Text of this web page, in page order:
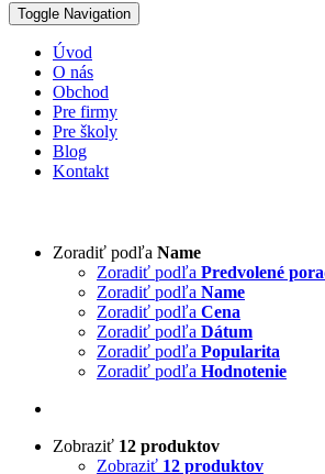
Toggle Navigation
Úvod
O nás
Obchod
Pre firmy
Pre školy
Blog
Kontakt
Zoradiť podľa Name
Zoradiť podľa Predvolené
Zoradiť podľa Name
Zoradiť podľa Cena
Zoradiť podľa Dátum
Zoradiť podľa Popularita
Zoradiť podľa Hodnotenie
Zobraziť 12 produktov
Zobraziť 12 produktov